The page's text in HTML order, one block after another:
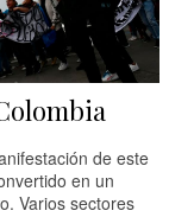
de este
en un
Varios sectores